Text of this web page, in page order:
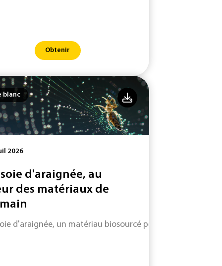
Obtenir
blanc
2026
soie d'araignée, au
des matériaux de
d'araignée, un matériau biosourcé performant et